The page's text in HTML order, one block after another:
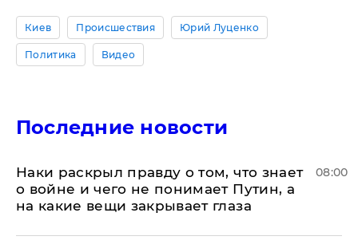
Киев Происшествия Юрий Луценко
Политика Видео
Последние новости
Наки раскрыл правду о том, что знает
о войне и чего не понимает Путин, а
на какие вещи закрывает глаза
08:00